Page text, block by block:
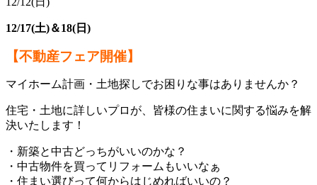
12/17(土)＆18(日)
【不動産フェア開催】
マイホーム計画・土地探しでお困りな事はありませんか？
住宅・土地に詳しいプロが、皆様の住まいに関する悩みを解
決いたします！
・新築と中古どっちがいいのかな？
・中古物件を買ってリフォームもいいなぁ
・住まい選びって何からはじめればいいの？